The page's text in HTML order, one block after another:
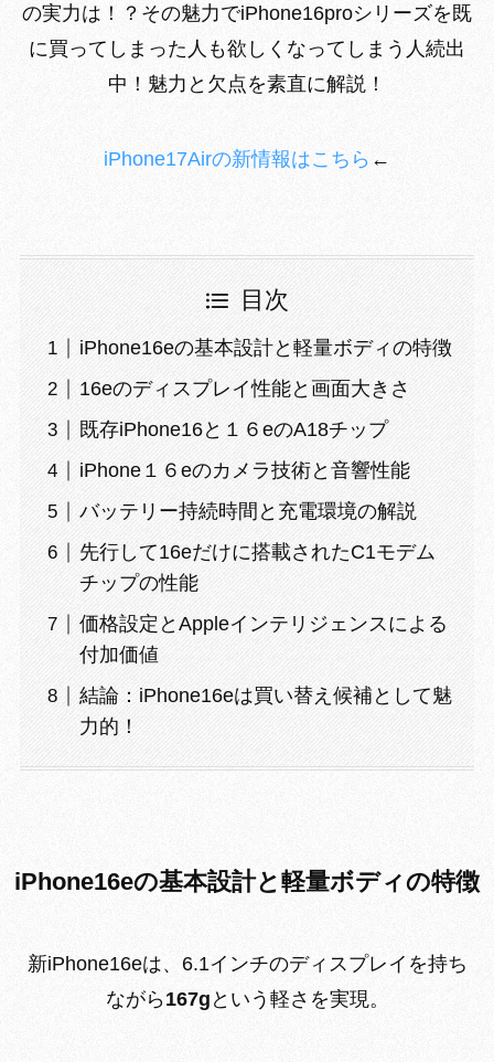
の実力は！？その魅力でiPhone16proシリーズを既
に買ってしまった人も欲しくなってしまう人続出
中！魅力と欠点を素直に解説！
iPhone17Airの新情報はこちら ←
目次
iPhone16eの基本設計と軽量ボディの特徴
16eのディスプレイ性能と画面大きさ
既存iPhone16と１６eのA18チップ
iPhone１６eのカメラ技術と音響性能
バッテリー持続時間と充電環境の解説
先行して16eだけに搭載されたC1モデム
チップの性能
価格設定とAppleインテリジェンスによる
付加価値
結論：iPhone16eは買い替え候補として魅
力的！
iPhone16eの基本設計と軽量ボディの特徴
新iPhone16eは、6.1インチのディスプレイを持ち
ながら 167g という軽さを実現。